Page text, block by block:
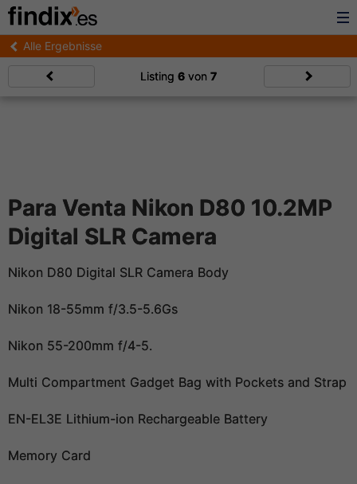
Alle Ergebnisse
Listing 6 von 7
Para Venta Nikon D80 10.2MP
Digital SLR Camera
Nikon D80 Digital SLR Camera Body
Nikon 18-55mm f/3.5-5.6Gs
Nikon 55-200mm f/4-5.
Multi Compartment Gadget Bag with Pockets and Strap
EN-EL3E Lithium-ion Rechargeable Battery
Memory Card